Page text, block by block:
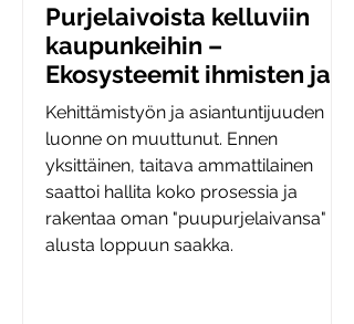
Purjelaivoista kelluviin
kaupunkeihin –
Ekosysteemit ihmisten ja
rakenteiden
näkökulmasta
Kehittämistyön ja asiantuntijuuden
luonne on muuttunut. Ennen
yksittäinen, taitava ammattilainen
saattoi hallita koko prosessia ja
rakentaa oman "puupurjelaivansa"
alusta loppuun saakka.